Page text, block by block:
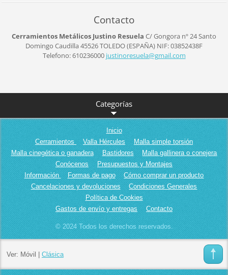
Contacto
Cerramientos Metálicos Justino Resuela C/ Gongora nº 24Santo
Domingo Caudilla 45526TOLEDO (ESPAÑA) NIF: 03852438F
Telefono: 610236000 justinoresuela@gmail.com
Categorías
Inicio
Cerramientos
Valla Hércules
Malla simple torsión
Malla cinegética o ganadera
Bastidores
Malla gallinera o conejera
Conócenos
Presupuestos y Montajes
Información
Formas de pago
Cómo comprar un producto
Cancelaciones y devoluciones
Condiciones Generales
Política de Cookies
Gastos de envío y entregas
Contacto
© 2024 Todos los derechos reservados.
Ver: Móvil Clásica